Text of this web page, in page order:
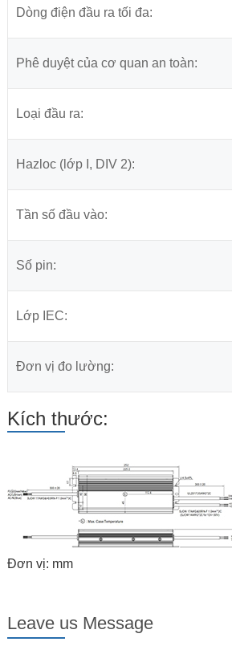
Dòng điện đầu ra tối đa:
Phê duyệt của cơ quan an toàn:
Loại đầu ra:
Hazloc (lớp I, DIV 2):
Tần số đầu vào:
Số pin:
Lớp IEC:
Đơn vị đo lường:
Kích thước:
Đơn vị: mm
Leave us Message